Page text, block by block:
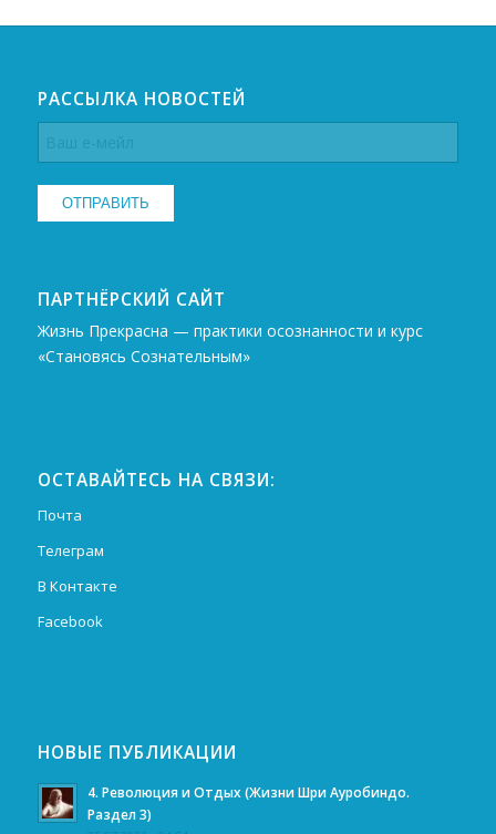
РАССЫЛКА НОВОСТЕЙ
ПАРТНЁРСКИЙ САЙТ
Жизнь Прекрасна — практики осознанности и курс
«Становясь Сознательным»
ОСТАВАЙТЕСЬ НА СВЯЗИ:
Почта
Телеграм
В Контакте
Facebook
НОВЫЕ ПУБЛИКАЦИИ
4. Революция и Отдых (Жизни Шри Ауробиндо.
Раздел 3)